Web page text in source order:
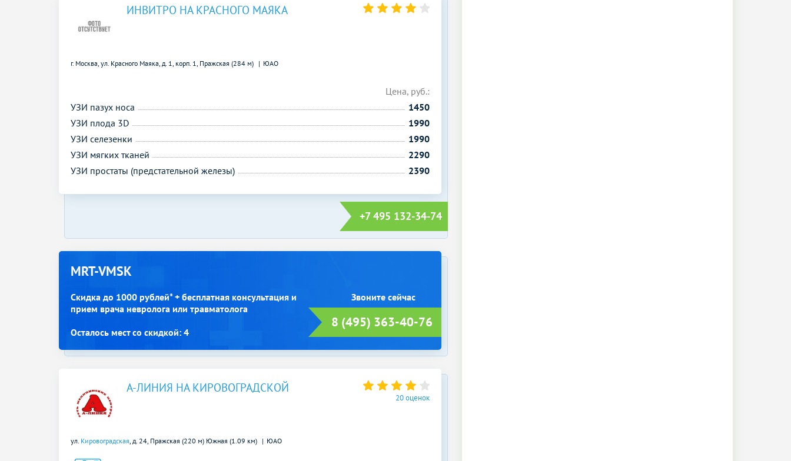
ИНВИТРО НА КРАСНОГО МАЯКА
г. Москва, ул. Красного Маяка, д. 1, корп. 1, Пражская (284 м) ЮАО
Цена, руб.:
УЗИ пазух носа
1450
УЗИ плода 3D
1990
УЗИ селезенки
1990
УЗИ мягких тканей
2290
УЗИ простаты (предстательной железы)
2390
+7 495 132-34-74
MRT-VMSK
Скидка до 1000 рублей* + бесплатная консультация и
прием врача невролога или травматолога
Осталось мест со скидкой: 4
8 (495) 363-40-76
А-ЛИНИЯ НА КИРОВОГРАДСКОЙ
20 оценок
ул. Кировоградская , д. 24, Пражская (220 м) Южная (1.09 км) ЮАО